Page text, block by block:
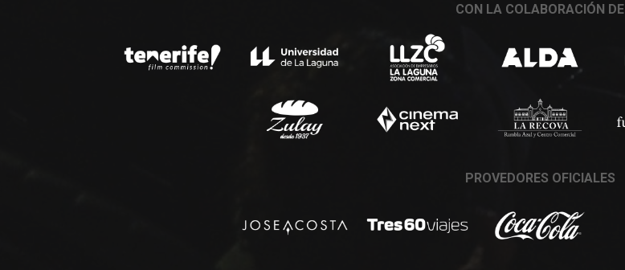
CON LA COLABORACIÓN DE
PROVEDORES OFICIALES